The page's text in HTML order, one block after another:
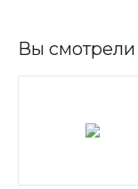
Вы смотрели